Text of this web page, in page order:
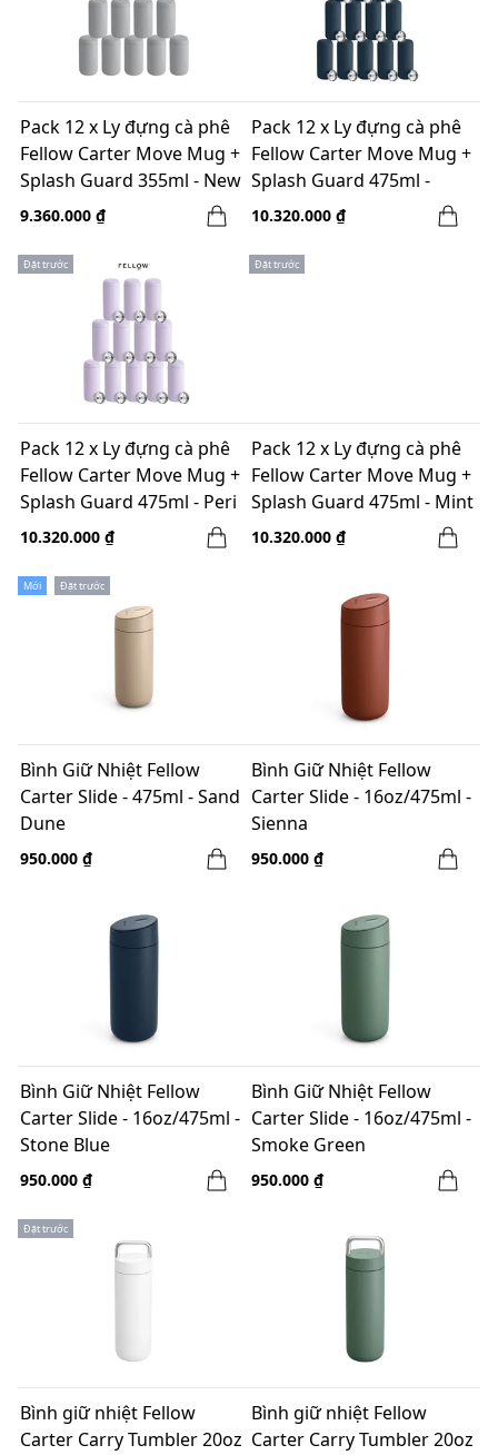
Pack 12 x Ly đựng cà phê
Fellow Carter Move Mug +
Splash Guard 355ml - New
Gray
9.360.000 ₫
Pack 12 x Ly đựng cà phê
Fellow Carter Move Mug +
Splash Guard 475ml -
Stone Blue
10.320.000 ₫
Đặt trước
Pack 12 x Ly đựng cà phê
Fellow Carter Move Mug +
Splash Guard 475ml - Peri
Twinkle
10.320.000 ₫
Đặt trước
Pack 12 x Ly đựng cà phê
Fellow Carter Move Mug +
Splash Guard 475ml - Mint
Chip
10.320.000 ₫
Mới Đặt trước
Bình Giữ Nhiệt Fellow
Carter Slide - 475ml - Sand
Dune
950.000 ₫
Bình Giữ Nhiệt Fellow
Carter Slide - 16oz/475ml -
Sienna
950.000 ₫
Bình Giữ Nhiệt Fellow
Carter Slide - 16oz/475ml -
Stone Blue
950.000 ₫
Bình Giữ Nhiệt Fellow
Carter Slide - 16oz/475ml -
Smoke Green
950.000 ₫
Đặt trước
Bình giữ nhiệt Fellow
Carter Carry Tumbler 20oz
Bình giữ nhiệt Fellow
Carter Carry Tumbler 20oz